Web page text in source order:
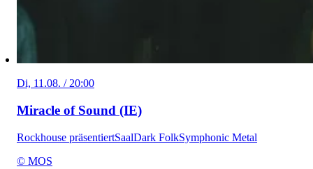
Di, 11.08. / 20:00
Miracle of Sound (IE)
Rockhouse präsentiertSaalDark FolkSymphonic Metal
© MOS